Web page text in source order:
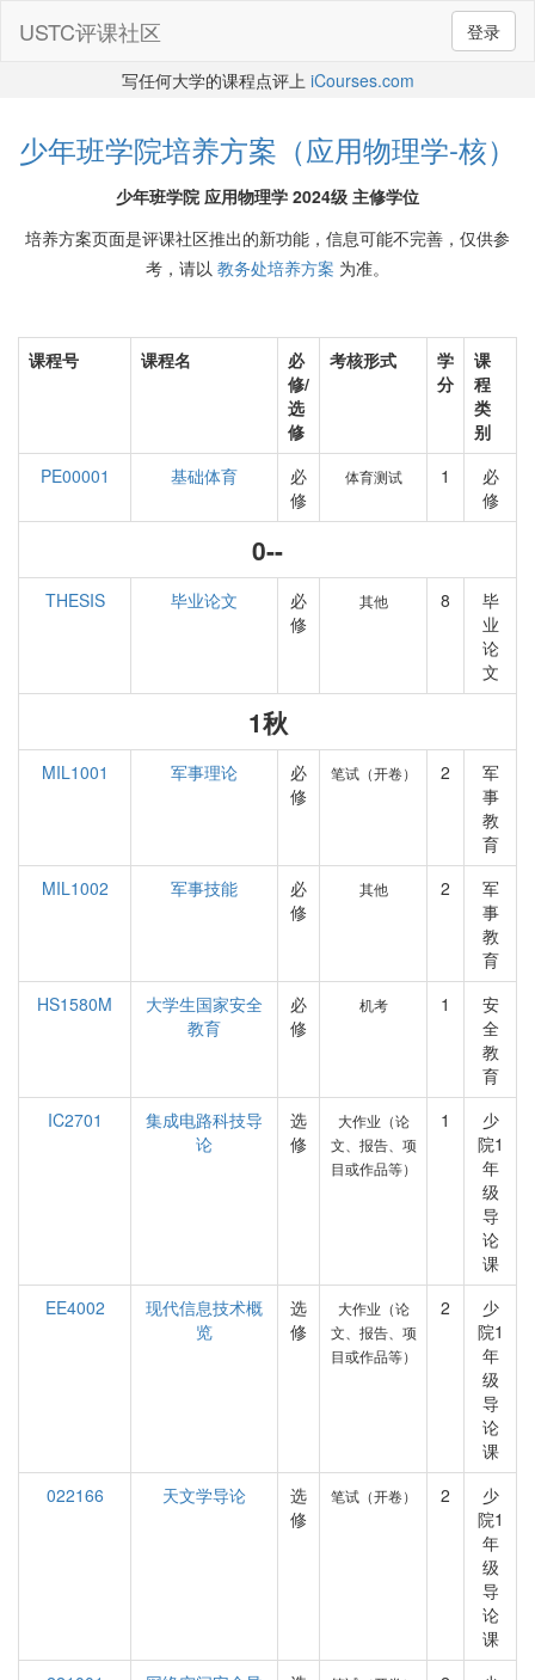
登录
USTC评课社区
写任何大学的课程点评上 iCourses.com
少年班学院培养方案（应用物理学-核）
少年班学院 应用物理学 2024级 主修学位
培养方案页面是评课社区推出的新功能，信息可能不完善，仅供参
考，请以 教务处培养方案 为准。
课程号 课程名
必
修/
选
修
考核形式
学
分
课
程
类
别
PE00001
基础体育
必
修
体育测试 1
必
修
0--
THESIS 毕业论文
必
修
其他 8
毕
业
论
文
1秋
MIL1001 军事理论
必
修
笔试（开卷） 2
军
事
教
育
MIL1002
军事技能
必
修
其他 2
军
事
教
育
HS1580M
大学生国家安全
教育
必
修
机考 1
安
全
教
育
IC2701
集成电路科技导
论
选
修
大作业（论
文、报告、项
目或作品等）
1
少
院1
年
级
导
论
课
EE4002
现代信息技术概
览
选
修
大作业（论
文、报告、项
目或作品等）
2
少
院1
年
级
导
论
课
022166
天文学导论
选
修
笔试（开卷） 2
少
院1
年
级
导
论
课